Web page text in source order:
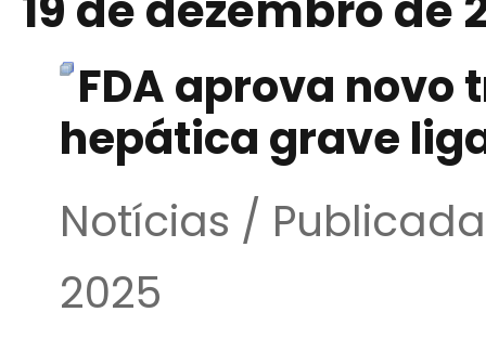
FDA aprova
hepática grave
Notícias /
2025